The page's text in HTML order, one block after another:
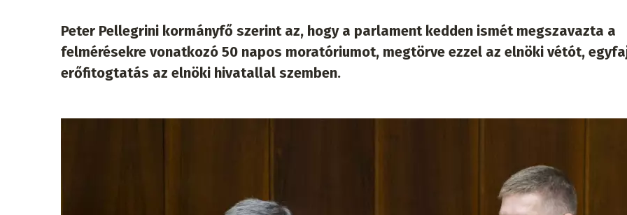
Peter Pellegrini kormányfő szerint az, hogy a parlament kedden ismét megszavazta a
felmérésekre vonatkozó 50 napos moratóriumot, megtörve ezzel az elnöki vétót,
erőfitogtatás az elnöki hivatallal szemben.